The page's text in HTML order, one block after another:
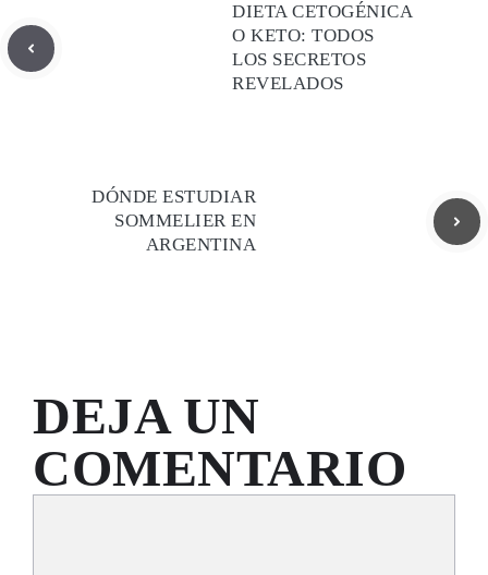
DIETA CETOGÉNICA
O KETO: TODOS
LOS SECRETOS
REVELADOS
DÓNDE ESTUDIAR
SOMMELIER EN
ARGENTINA
DEJA UN
COMENTARIO